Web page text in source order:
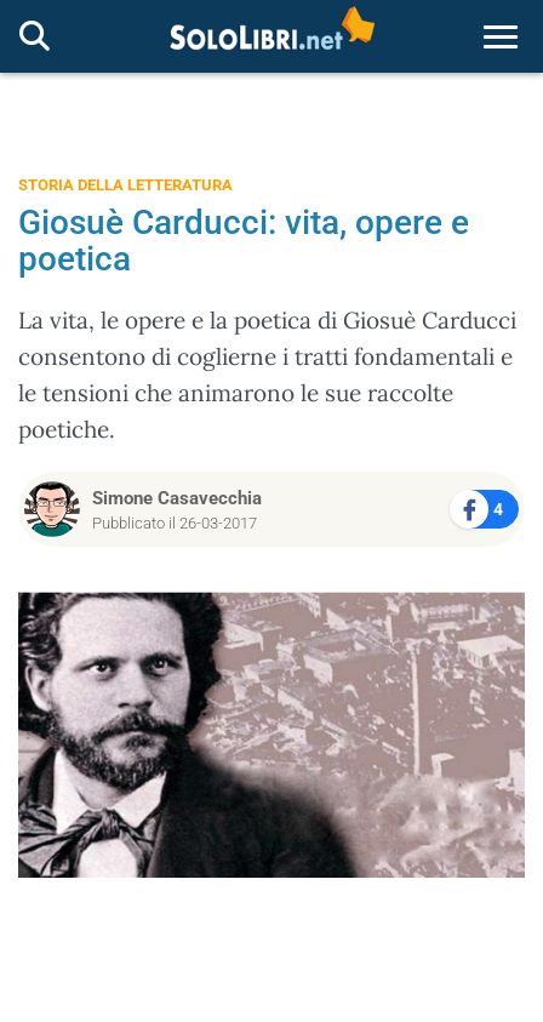
STORIA DELLA LETTERATURA
Giosuè Carducci: vita, opere e
poetica
La vita, le opere e la poetica di Giosuè Carducci
consentono di coglierne i tratti fondamentali e
le tensioni che animarono le sue raccolte
poetiche.
Simone Casavecchia
Pubblicato il 26-03-2017
4